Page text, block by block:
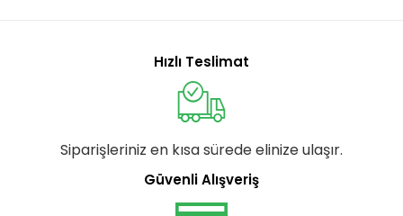
Hızlı Teslimat
Siparişleriniz en kısa sürede elinize ulaşır.
Güvenli Alışveriş